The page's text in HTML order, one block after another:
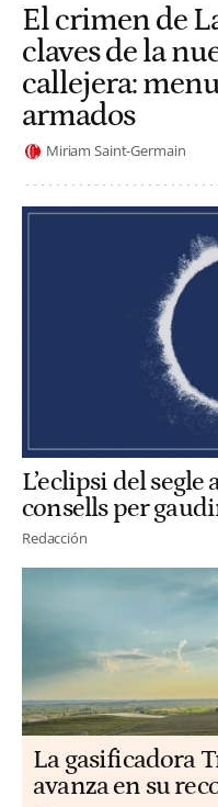
El crimen de
claves de la
callejera:
armados
Miriam Saint-Germain
L’eclipsi del
consells per
Redacción
La gasificadora
avanza en su